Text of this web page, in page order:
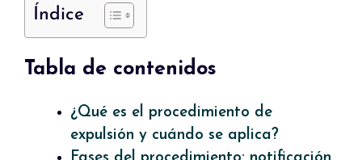
Índice
Tabla de contenidos
¿Qué es el procedimiento de
expulsión y cuándo se aplica?